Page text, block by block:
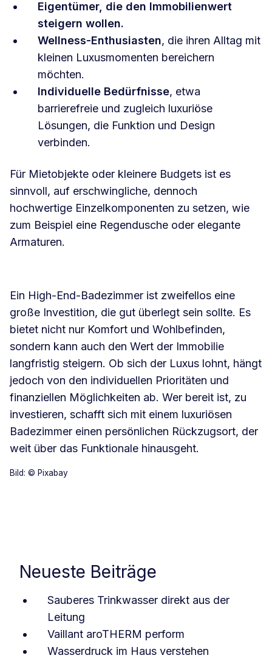
Eigentümer, die den Immobilienwert
steigern wollen.
Wellness-Enthusiasten, die ihren Alltag mit
kleinen Luxusmomenten bereichern
möchten.
Individuelle Bedürfnisse, etwa
barrierefreie und zugleich luxuriöse
Lösungen, die Funktion und Design
verbinden.
Für Mietobjekte oder kleinere Budgets ist es
sinnvoll, auf erschwingliche, dennoch
hochwertige Einzelkomponenten zu setzen, wie
zum Beispiel eine Regendusche oder elegante
Armaturen.
Ein High-End-Badezimmer ist zweifellos eine
große Investition, die gut überlegt sein sollte. Es
bietet nicht nur Komfort und Wohlbefinden,
sondern kann auch den Wert der Immobilie
langfristig steigern. Ob sich der Luxus lohnt, hängt
jedoch von den individuellen Prioritäten und
finanziellen Möglichkeiten ab. Wer bereit ist, zu
investieren, schafft sich mit einem luxuriösen
Badezimmer einen persönlichen Rückzugsort, der
weit über das Funktionale hinausgeht.
Bild: © Pixabay
Neueste Beiträge
Sauberes Trinkwasser direkt aus der
Leitung
Vaillant aroTHERM perform
Wasserdruck im Haus verstehen